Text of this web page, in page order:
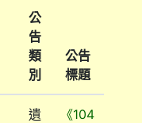
公
告
類
別
公告
標題
遺
《104